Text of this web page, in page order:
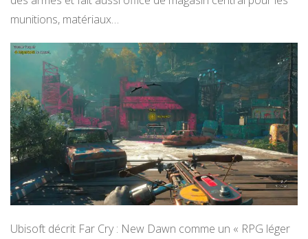
munitions, matériaux…
Ubisoft décrit Far Cry : New Dawn comme un « RPG léger